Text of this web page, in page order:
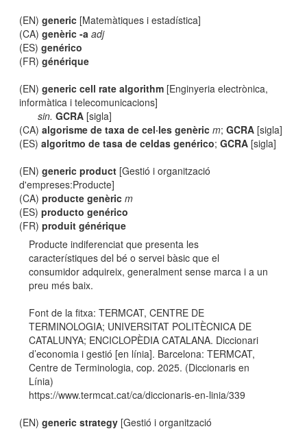
(EN)generic [Matemàtiques i estadística]
(CA)genèric -a adj
(ES)genérico
(FR)générique
(EN)generic cell rate algorithm [Enginyeria electrònica,
informàtica i telecomunicacions]
sin. GCRA[sigla]
(CA)algorisme de taxa de cel·les genèric m;GCRA [sigla]
(ES)algoritmo de tasa de celdas genérico;GCRA [sigla]
(EN)generic product [Gestió i organització
d'empreses:Producte]
(CA)producte genèric m
(ES)producto genérico
(FR)produit générique
Producte indiferenciat que presenta les
característiques del bé o servei bàsic que el
consumidor adquireix, generalment sense marca i a un
preu més baix.
Font de la fitxa: TERMCAT, CENTRE DE
TERMINOLOGIA; UNIVERSITAT POLITÈCNICA DE
CATALUNYA; ENCICLOPÈDIA CATALANA. Diccionari
d’economia i gestió [en línia]. Barcelona: TERMCAT,
Centre de Terminologia, cop. 2025. (Diccionaris en
Línia)
https://www.termcat.cat/ca/diccionaris-en-linia/339
(EN)generic strategy [Gestió i organització